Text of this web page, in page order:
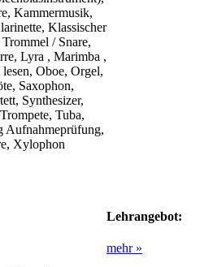
Kammermusik,
Klassischer
/ Snare,
Lyra , Marimba ,
Oboe, Orgel,
Saxophon,
Synthesizer,
Tuba,
Aufnahmeprüfung,
Xylophon
Lehrangebot:
mehr »